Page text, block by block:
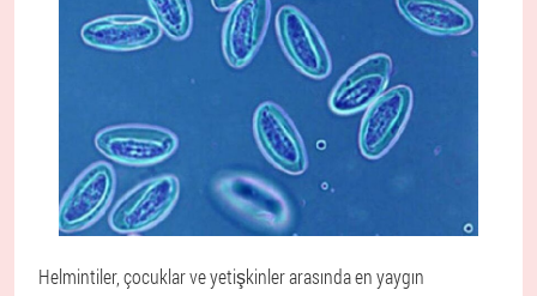
Helmintiler, çocuklar ve yetişkinler arasında en yaygın